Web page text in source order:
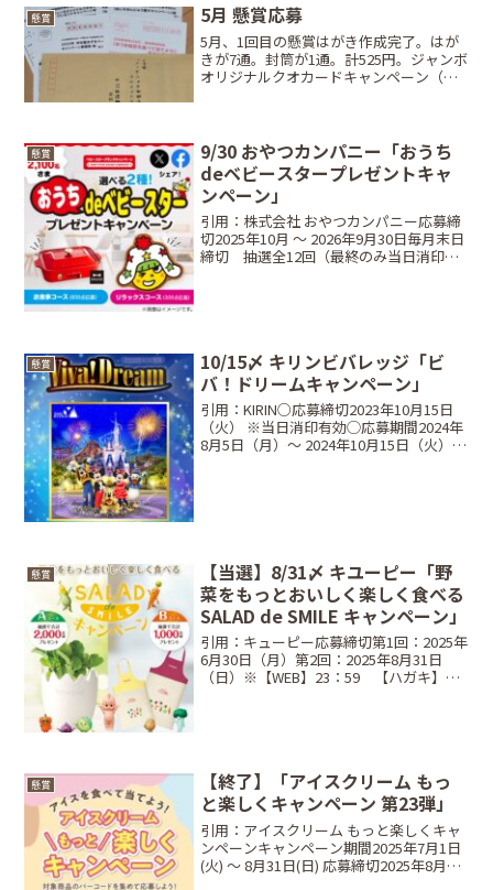
懸賞 5月 懸賞応募
5月、1回目の懸賞はがき作成完了。はが
きが7通。封筒が1通。計525円。ジャンボ
オリジナルクオカードキャンペーン（残
ー...
懸賞
9/30 おやつカンパニー「おうち
deベビースタープレゼントキャ
ンペーン」
引用：株式会社 おやつカンパニー応募締
切2025年10月 〜 2026年9月30日毎月末日
締切 抽選全12回（最終のみ当日消印有
懸賞
10/15〆 キリンビバレッジ「ビ
バ！ドリームキャンペーン」
引用：KIRIN○応募締切2023年10月15日
（火） ※当日消印有効◯応募期間2024年
8月5日（月）〜 2024年10月15日（火）○
懸賞
【当選】8/31〆 キユーピー「野
菜をもっとおいしく楽しく食べる
SALAD de SMILE キャンペーン」
引用：キューピー応募締切第1回：2025年
6月30日（月）第2回：2025年8月31日
（日）※【WEB】23：59 【ハガキ】当
懸賞
【終了】「アイスクリーム もっ
と楽しくキャンペーン 第23弾」
引用：アイスクリーム もっと楽しくキャ
ンペーンキャンペーン期間2025年7月1日
(火) ～ 8月31日(日) 応募締切2025年8月31